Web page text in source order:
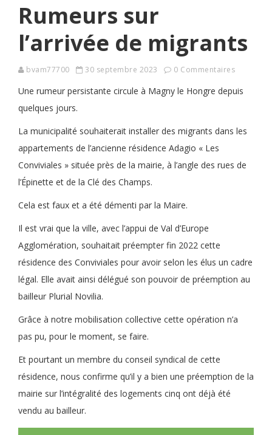
Rumeurs sur
l’arrivée de migrants
bvam77700 30 septembre 2023 0 Commentaires
Une rumeur persistante circule à Magny le Hongre depuis
quelques jours.
La municipalité souhaiterait installer des migrants dans les
appartements de l’ancienne résidence Adagio « Les
Conviviales » située près de la mairie, à l’angle des rues de
l’Épinette et de la Clé des Champs.
Cela est faux et a été démenti par la Maire.
Il est vrai que la ville, avec l’appui de Val d’Europe
Agglomération, souhaitait préempter fin 2022 cette
résidence des Conviviales pour avoir selon les élus un cadre
légal. Elle avait ainsi délégué son pouvoir de préemption au
bailleur Plurial Novilia.
Grâce à notre mobilisation collective cette opération n’a
pas pu, pour le moment, se faire.
Et pourtant un membre du conseil syndical de cette
résidence, nous confirme qu’il y a bien une préemption de la
mairie sur l’intégralité des logements cinq ont déjà été
vendu au bailleur.